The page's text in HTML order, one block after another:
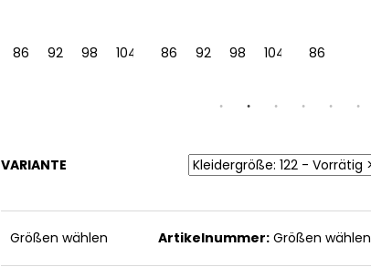
110 116 122 128
86 92 98 104 110 116 122 128
86 92 98 104 110
86
VARIANTE
Größen wählen Artikelnummer: Größen wählen